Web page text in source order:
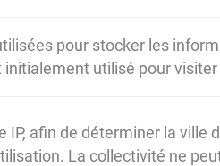
pour stocker les
utilisé pour visiter
afin de déterminer la ville
La collectivité ne